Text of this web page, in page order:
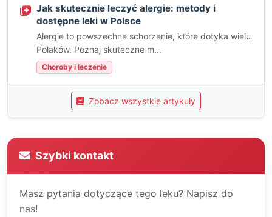
Jak skutecznie leczyć alergie: metody i
dostępne leki w Polsce
Alergie to powszechne schorzenie, które dotyka wielu
Polaków. Poznaj skuteczne m...
Choroby i leczenie
Zobacz wszystkie artykuły
Szybki kontakt
Masz pytania dotyczące tego leku? Napisz do
nas!